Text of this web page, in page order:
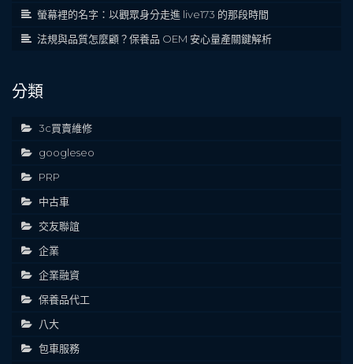
螢幕裡的名字：以觀眾身分走進 live173 的那段時間
法規與品質怎麼顧？保養品 OEM 安心量產關鍵解析
分類
3c買賣維修
googleseo
PRP
中古車
交友聯誼
企業
企業融資
保養品代工
八大
包車服務